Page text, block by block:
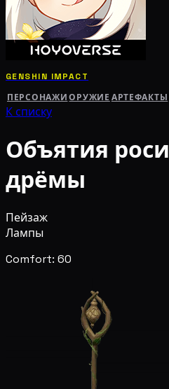
GENSHIN IMPACT
ПЕРСОНАЖИ ОРУЖИЕ АРТЕФАКТЫ
К списку
Объятия
дрёмы
Пейзаж
Лампы
Comfort: 60